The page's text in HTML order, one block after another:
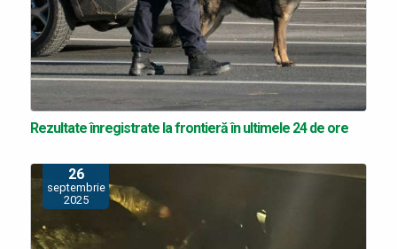
Rezultate înregistrate la frontieră în ultimele 24 de ore
26
septembrie
2025